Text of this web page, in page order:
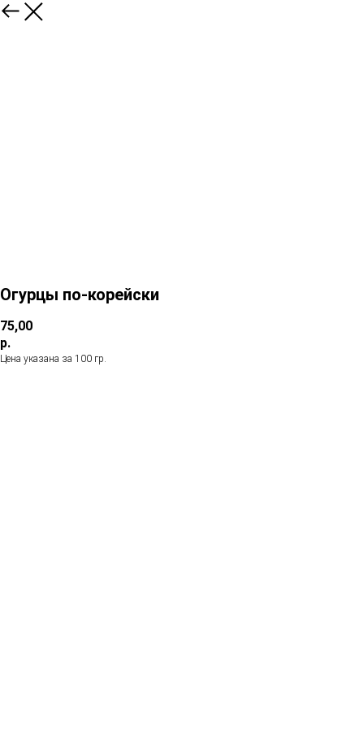
Огурцы по-корейски
75,00
р.
Цена указана за 100 гр.